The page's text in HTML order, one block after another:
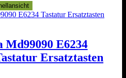
Md99090 E6234
Ersatztasten